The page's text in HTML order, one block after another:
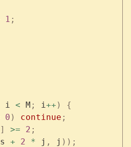
1 ;
i < M ; i ++ )
{
0 ) continue ;
] >= 2 ;
s + 2 * j , j ));